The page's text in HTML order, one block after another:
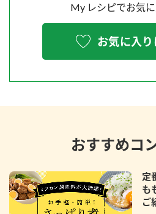
My レシピでお気
お気に入
おすすめコ
定
も
ご